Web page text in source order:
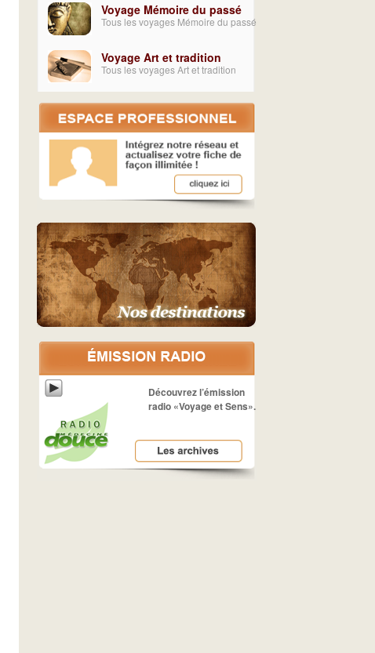
Voyage Mémoire du passé
Tous les voyages Mémoire du passé
Voyage Art et tradition
Tous les voyages Art et tradition
Découvrez l’émission
radio «Voyage et Sens».